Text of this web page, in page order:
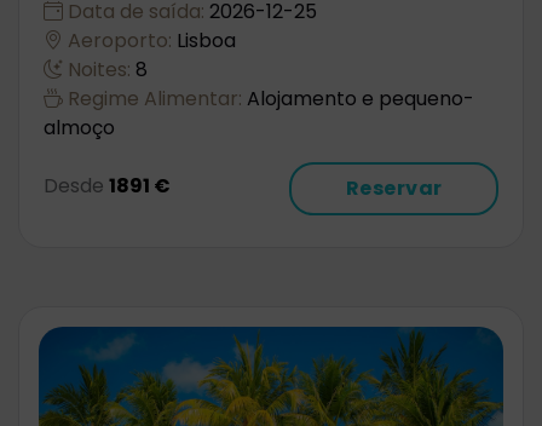
Data de saída: 2026-12-25
Aeroporto: Lisboa
Noites: 8
Regime Alimentar: Alojamento e pequeno-
almoço
Desde 1891 € Reservar